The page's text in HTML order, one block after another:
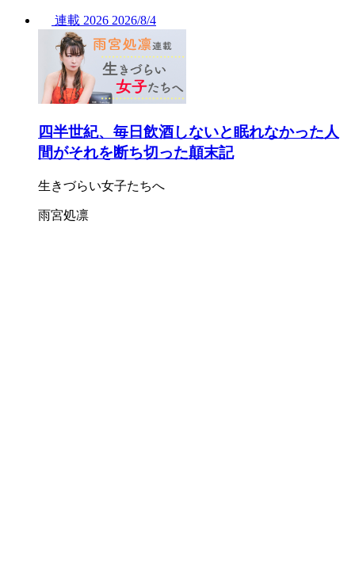
連載 2026 2026/8/4
四半世紀、毎日飲酒しないと眠れなかった人
間がそれを断ち切った顛末記
生きづらい女子たちへ
雨宮処凛